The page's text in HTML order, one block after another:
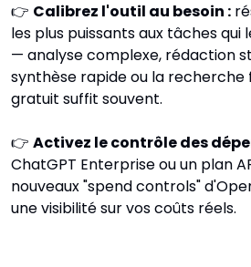
👉 Calibrez l'outil au besoin :
les plus puissants aux tâches
— analyse complexe, rédaction
synthèse rapide ou la recherche
gratuit suffit souvent.
👉 Activez le contrôle des
ChatGPT Enterprise ou un plan
nouveaux "spend controls"
une visibilité sur vos coûts réels.